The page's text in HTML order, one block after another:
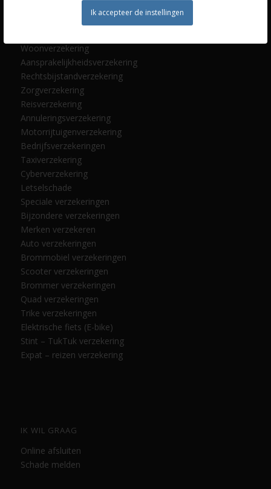
Ik accepteer de instellingen
ONZE VERZEKERINGEN
Woonverzekering
Aansprakelijkheidsverzekering
Rechtsbijstandverzekering
Zorgverzekering
Reisverzekering
Annuleringsverzekering
Motorrijtuigenverzekering
Bedrijfsverzekeringen
Taxiverzekering
Cyberverzekering
Letselschade
Speciale verzekeringen
Bijzondere verzekeringen
Merken verzekeren
Auto verzekeringen
Brommobiel verzekeringen
Scooter verzekeringen
Brommer verzekeringen
Quad verzekeringen
Trike verzekeringen
Elektrische fiets (E-bike)
Stint – TukTuk verzekering
Expat – reizen verzekering
IK WIL GRAAG
Online afsluiten
Schade melden